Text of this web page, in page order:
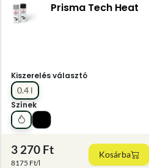
Prisma Tech Heat
Kiszerelés választó
0.4 l
Színek
3 270 Ft
8175 Ft/l
Kosárba